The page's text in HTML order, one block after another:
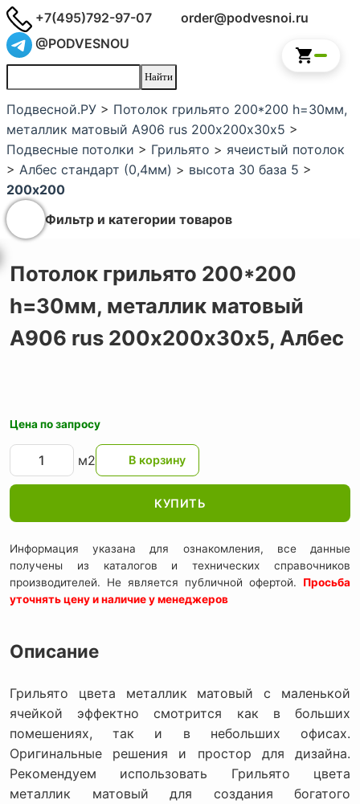
+7(495)792-97-07
order@podvesnoi.ru
@PODVESNOU
Подвесной.РУ > Потолок грильято 200*200 h=30мм,
металлик матовый А906 rus 200х200х30х5 >
Подвесные потолки > Грильято > ячеистый потолок
> Албес стандарт (0,4мм) > высота 30 база 5 >
200x200
Фильтр и категории товаров
Потолок грильято 200*200
h=30мм, металлик матовый
А906 rus 200х200х30х5, Албес
Цена по запросу
м2
КУПИТЬ
Информация указана для ознакомления, все данные
получены из каталогов и технических справочников
производителей. Не является публичной офертой. Просьба
уточнять цену и наличие у менеджеров
Описание
Грильято цвета металлик матовый с маленькой
ячейкой эффектно смотрится как в больших
помешениях, так и в небольших офисах.
Оригинальные решения и простор для дизайна.
Рекомендуем использовать Грильято цвета
металлик матовый для создания богатого